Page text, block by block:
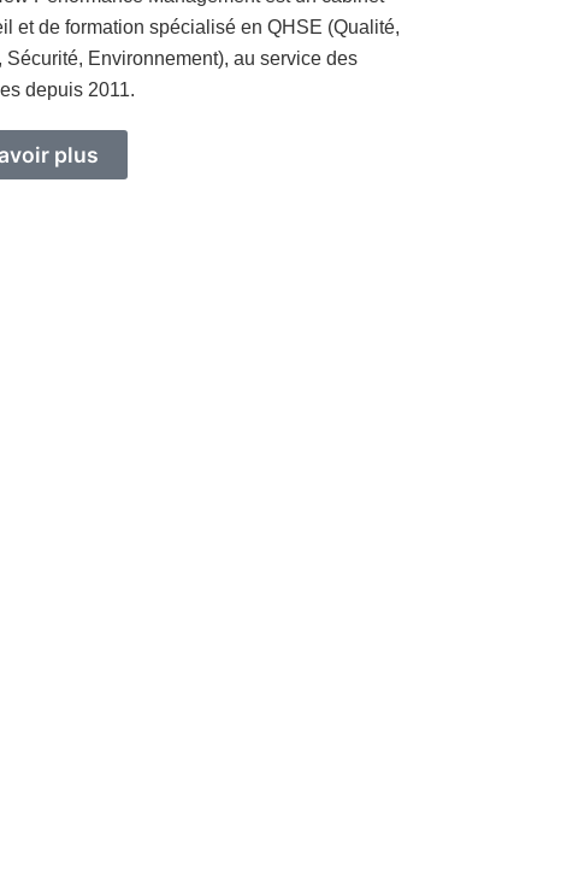
et de formation spécialisé en QHSE (Qualité,
Sécurité, Environnement), au service des
depuis 2011.
plus